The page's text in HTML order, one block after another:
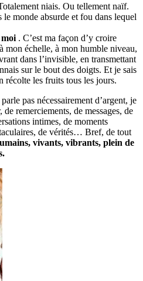
niais. Ou tellement naïf.
monde absurde et fou dans lequel
moi . C’est ma façon d’y croire
mon échelle, à mon humble niveau,
dans l’invisible, en transmettant
sur le bout des doigts. Et je sais
récolte les fruits tous les jours.
pas nécessairement d’argent, je
remerciements, de messages, de
intimes, de moments
de vérités… Bref, de tout
vivants, vibrants, plein de